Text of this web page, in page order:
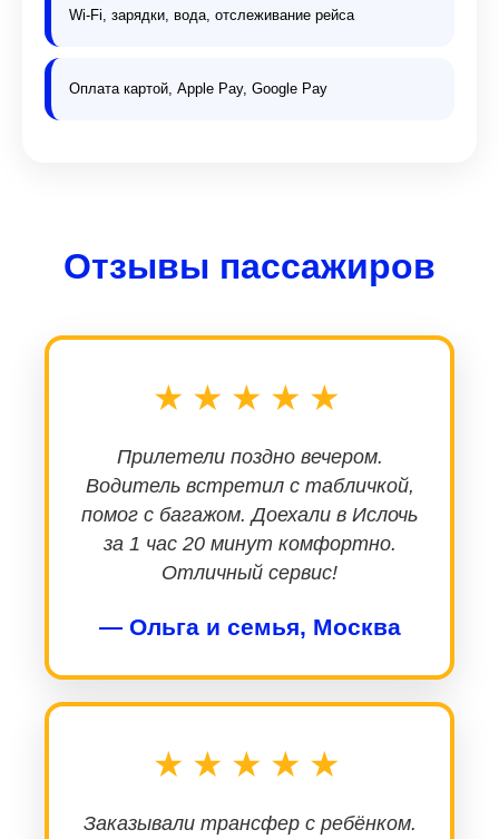
Wi-Fi, зарядки, вода, отслеживание рейса
Оплата картой, Apple Pay, Google Pay
Отзывы пассажиров
★★★★★
Прилетели поздно вечером.
Водитель встретил с табличкой,
помог с багажом. Доехали в Ислочь
за 1 час 20 минут комфортно.
Отличный сервис!
— Ольга и семья, Москва
★★★★★
Заказывали трансфер с ребёнком.